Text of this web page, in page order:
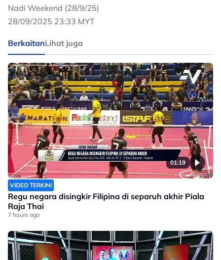
Nadi Weekend (28/9/25)
28/09/2025 23:33 MYT
BerkaitanLihat juga
01:19
VIDEO TERKINI
Regu negara disingkir Filipina di separuh akhir Piala
Raja Thai
7 hours ago